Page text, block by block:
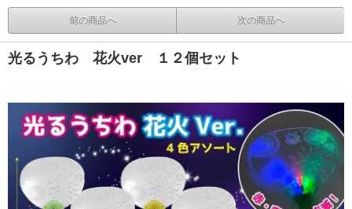
前の商品へ 次の商品へ
光るうちわ 花火ver １２個セット